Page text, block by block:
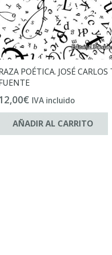
POÉTICA. JOSÉ
€ IVA incluido
AÑADIR AL CARRITO